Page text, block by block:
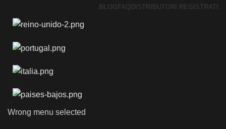
BLOG FAQ DISTRIBUTORI REGISTRATI
Wrong menu selected